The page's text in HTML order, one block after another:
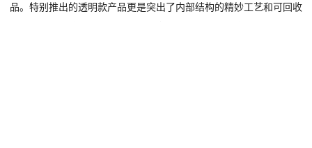
品。特别推出的透明款产品更是突出了内部结构的精妙工艺和可回收